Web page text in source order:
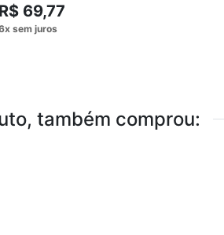
R$ 69,77
também comprou: